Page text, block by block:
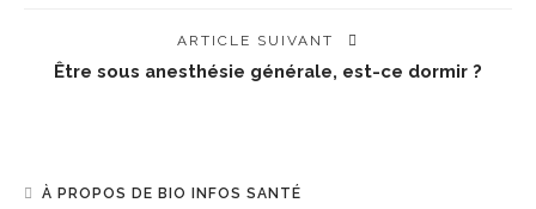
ARTICLE SUIVANT
Être sous anesthésie générale, est-ce dormir ?
À PROPOS DE BIO INFOS SANTÉ